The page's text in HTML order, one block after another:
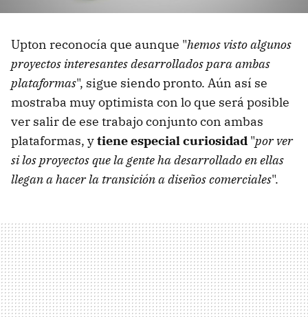
Upton reconocía que aunque "hemos visto algunos
proyectos interesantes desarrollados para ambas
plataformas", sigue siendo pronto. Aún así se
mostraba muy optimista con lo que será posible
ver salir de ese trabajo conjunto con ambas
plataformas, ytiene especial curiosidad "por ver
si los proyectos que la gente ha desarrollado en ellas
llegan a hacer la transición a diseños comerciales".